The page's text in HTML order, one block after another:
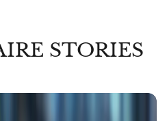
STORIES